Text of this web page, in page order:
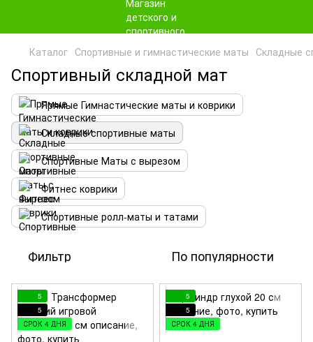
Каталог Спортивные и гимнастические маты Складные
Спортивный складной мат
Прямые Гимнастические маты и коврики
Складные спортивные маты
Спортивные Маты с вырезом
Фитнес коврики
Спортивные ролл-маты и татами
Фильтр По популярности
5
5
СРОК 4 ДНЯ
5
5
СРОК 4 ДНЯ